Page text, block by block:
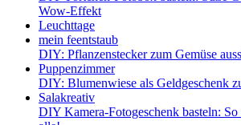
Wow-Effekt
Leuchttage
mein feentstaub
DIY: Pflanzenstecker zum Gemüse
Puppenzimmer
DIY: Blumenwiese als Geldgeschenk
Salakreativ
DIY Kamera-Fotogeschenk basteln: So